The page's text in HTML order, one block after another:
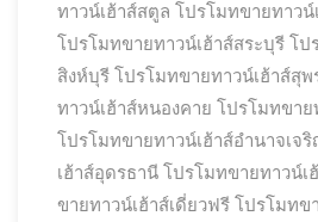
ทาวน์เฮ้าส์สตูล โปรโมทขายทาวน์
โปรโมทขายทาวน์เฮ้าส์สระบุรี โป
สิงห์บุรี โปรโมทขายทาวน์เฮ้าส์สุ
ทาวน์เฮ้าส์หนองคาย โปรโมทขาย
โปรโมทขายทาวน์เฮ้าส์อำนาจเจ
เฮ้าส์อุดรธานี โปรโมทขายทาวน์เ
ขายทาวน์เฮ้าส์เดี่ยวฟรี โปรโมทข